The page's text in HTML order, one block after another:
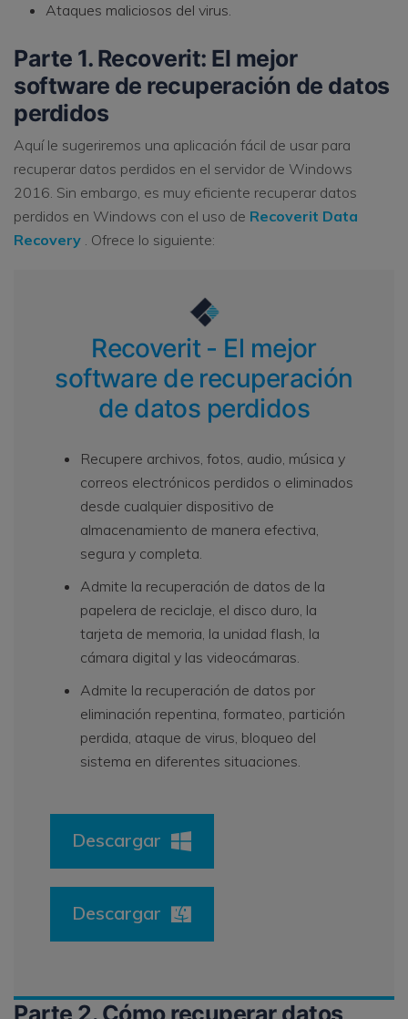
Ataques maliciosos del virus.
Parte 1. Recoverit: El mejor
software de recuperación de datos
perdidos
Aquí le sugeriremos una aplicación fácil de usar para
recuperar datos perdidos en el servidor de Windows
2016. Sin embargo, es muy eficiente recuperar datos
perdidos en Windows con el uso de Recoverit Data
Recovery . Ofrece lo siguiente:
Recoverit - El mejor
software de recuperación
de datos perdidos
Recupere archivos, fotos, audio, música y
correos electrónicos perdidos o eliminados
desde cualquier dispositivo de
almacenamiento de manera efectiva,
segura y completa.
Admite la recuperación de datos de la
papelera de reciclaje, el disco duro, la
tarjeta de memoria, la unidad flash, la
cámara digital y las videocámaras.
Admite la recuperación de datos por
eliminación repentina, formateo, partición
perdida, ataque de virus, bloqueo del
sistema en diferentes situaciones.
Descargar
Descargar
Parte 2. Cómo recuperar datos